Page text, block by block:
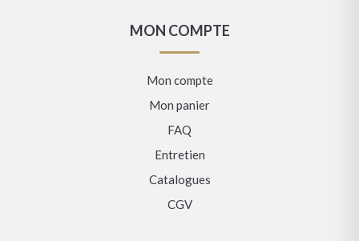
MON COMPTE
Mon compte
Mon panier
FAQ
Entretien
Catalogues
CGV